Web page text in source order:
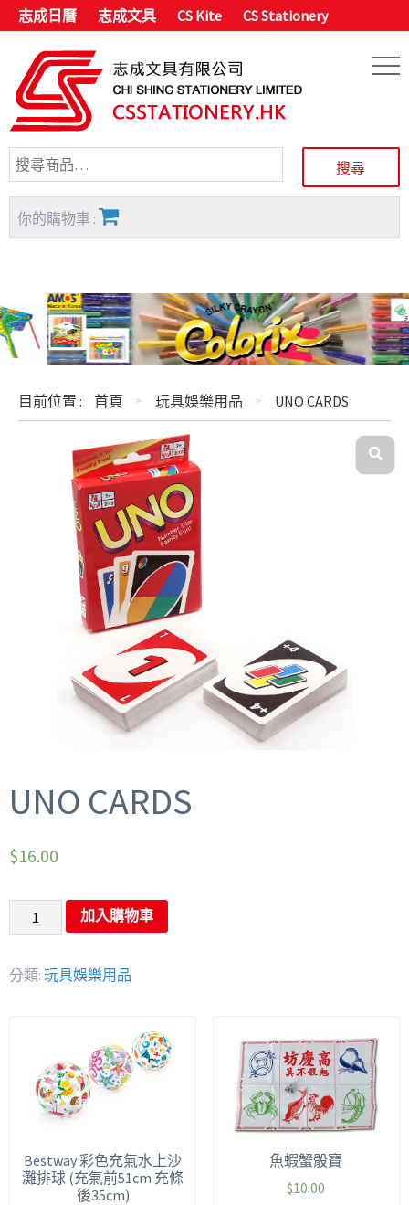
志成日曆 志成文具 CS Kite CS Stationery
你的購物車 :
目前位置 : 首頁 玩具娛樂用品 UNO CARDS
UNO CARDS
$16.00
加入購物車
分類: 玩具娛樂用品
Bestway 彩色充氣水上沙
灘排球 (充氣前51cm 充條
後35cm)
魚蝦蟹骰寶
$10.00